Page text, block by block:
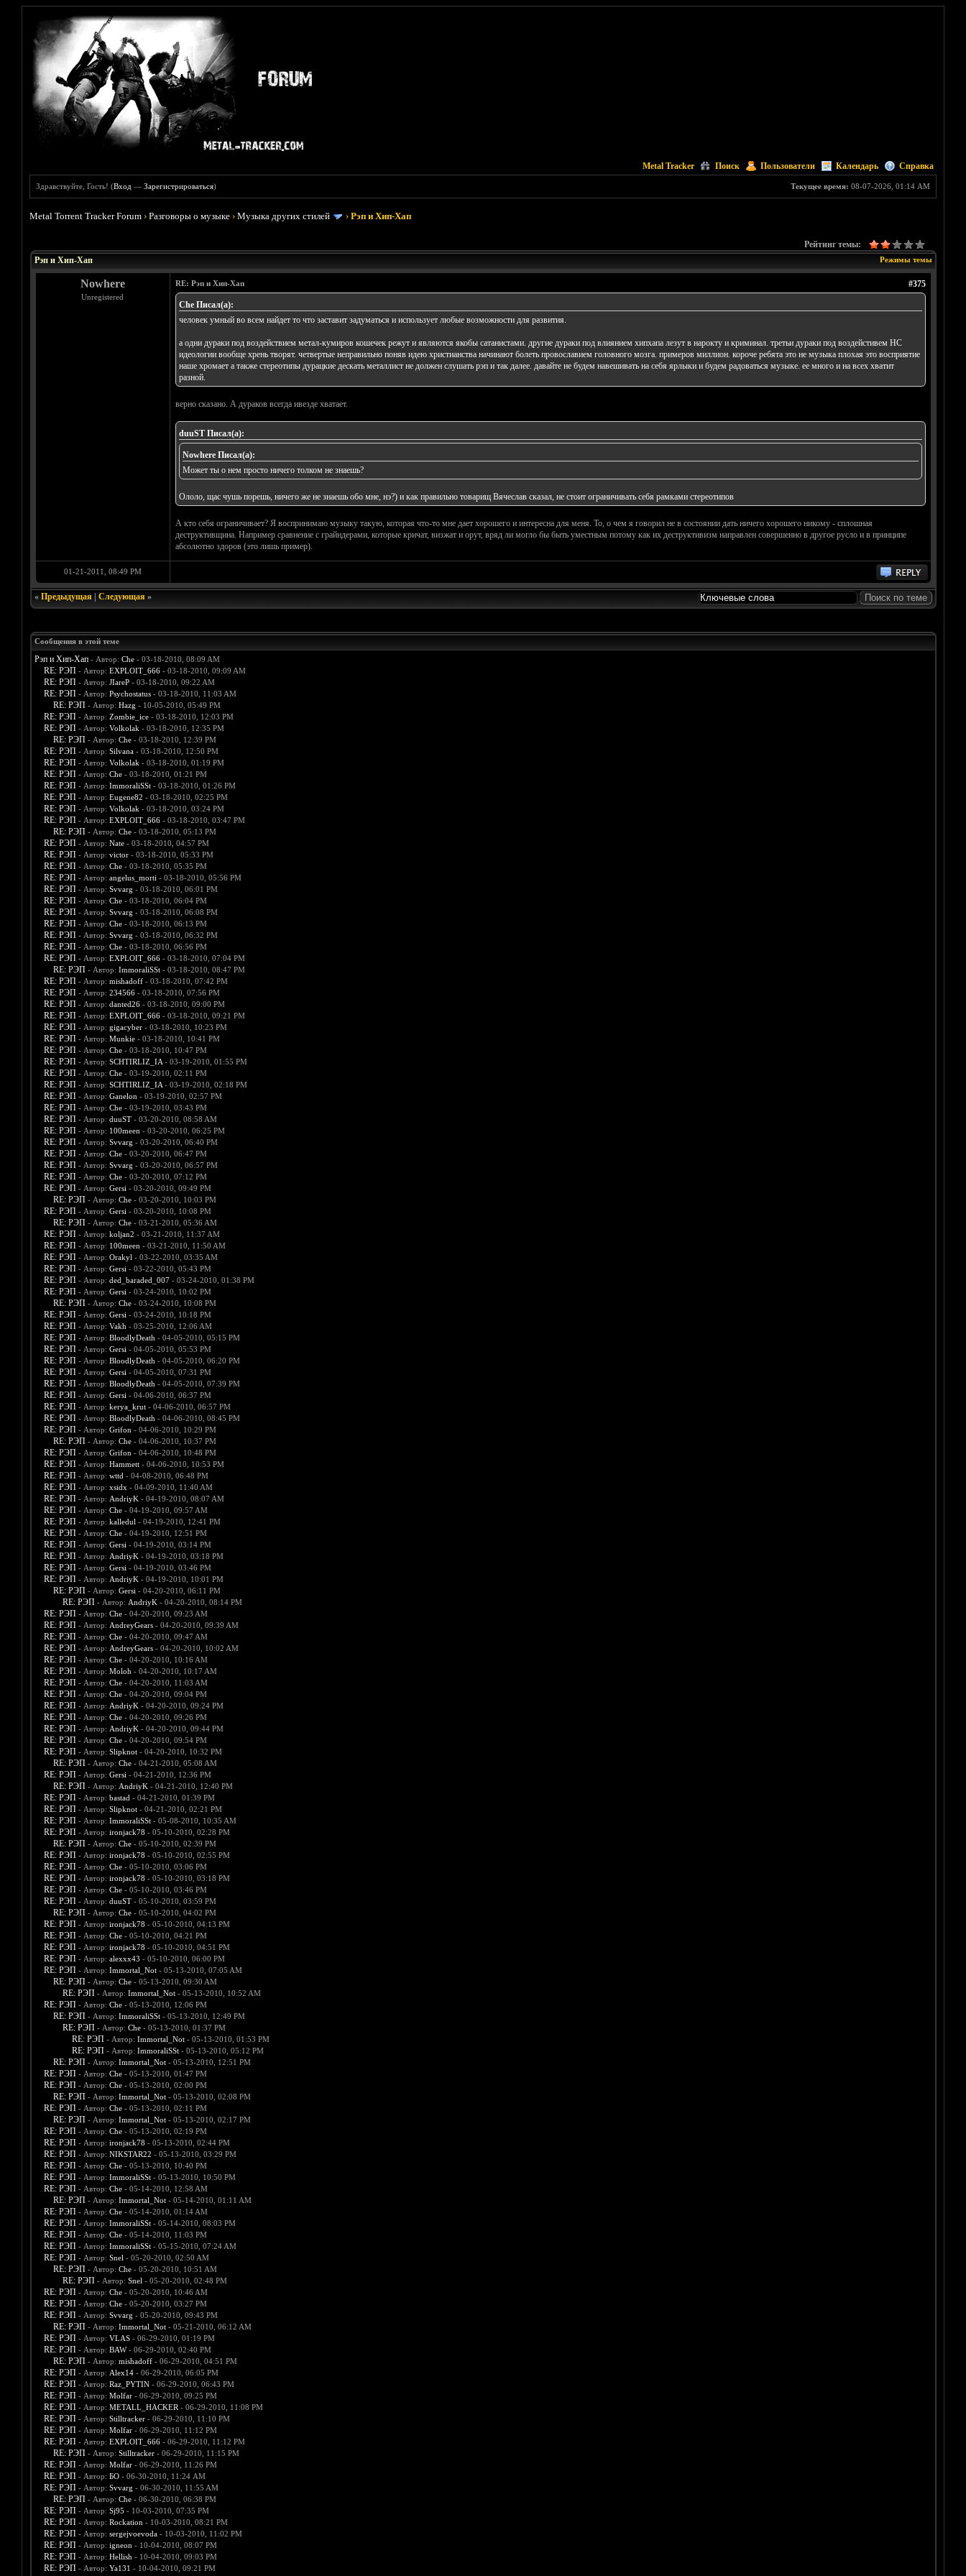
Metal Tracker Поиск Пользователи Календарь Справка
Текущее время: 08-07-2026, 01:14 AM
Здравствуйте, Гость! (Вход —Зарегистрироваться)
Metal Torrent Tracker Forum ›Разговоры о музыке ›Музыка других стилей ›Рэп и Хип-Хап
Рейтинг темы:
Режимы темы
Рэп и Хип-Хап
Nowhere
Unregistered
#375
RE: Рэп и Хип-Хап
Che Писал(а):
человек умный во всем найдет то что заставит задуматься и использует любые возможности для развития.
а одни дураки под воздействием метал-кумиров кошечек режут и являются якобы сатанистами. другие дураки под влиянием хипхапа лезут в нарокту и криминал. третьи дураки под воздейстивем НС
идеологии вообще хрень творят. четвертые неправильно поняв идею христианства начинают болеть провославием головного мозга. примеров миллион. короче ребята это не музыка плохая это восприятие
наше хромает а также стереотипы дурацкие дескать металлист не должен слушать рэп и так далее. давайте не будем навешивать на себя ярлыки и будем радоваться музыке. ее много и на всех хватит
разной.
верно сказано. А дураков всегда ивезде хватает.
duuST Писал(а):
Nowhere Писал(а):
Может ты о нем просто ничего толком не знаешь?
Ололо, щас чушь порешь, ничего же не знаешь обо мне, нэ?) и как правильно товарищ Вячеслав сказал, не стоит ограничивать себя рамками стереотипов
А кто себя ограничивает? Я воспринимаю музыку такую, которая что-то мне дает хорошего и интересна для меня. То, о чем я говорил не в состоянии дать ничего хорошего никому - сплошная
деструктивщина. Например сравнение с грайндерами, которые кричат, визжат и орут, вряд ли могло бы быть уместным потому как их деструктивизм направлен совершенно в другое русло и в принципе
абсолютно здоров (это лишь пример).
01-21-2011, 08:49 PM
« Предыдущая| Следующая»
Сообщения в этой теме
Рэп и Хип-Хап - Автор: Che- 03-18-2010, 08:09 AM
RE: РЭП - Автор: EXPLOIT_666- 03-18-2010, 09:09 AM
RE: РЭП - Автор: JIareP- 03-18-2010, 09:22 AM
RE: РЭП - Автор: Psychostatus- 03-18-2010, 11:03 AM
RE: РЭП - Автор: Hazg - 10-05-2010, 05:49 PM
RE: РЭП - Автор: Zombie_ice- 03-18-2010, 12:03 PM
RE: РЭП - Автор: Volkolak - 03-18-2010, 12:35 PM
RE: РЭП - Автор: Che- 03-18-2010, 12:39 PM
RE: РЭП - Автор: Silvana- 03-18-2010, 12:50 PM
RE: РЭП - Автор: Volkolak - 03-18-2010, 01:19 PM
RE: РЭП - Автор: Che- 03-18-2010, 01:21 PM
RE: РЭП - Автор: ImmoraliSSt- 03-18-2010, 01:26 PM
RE: РЭП - Автор: Eugene82 - 03-18-2010, 02:25 PM
RE: РЭП - Автор: Volkolak - 03-18-2010, 03:24 PM
RE: РЭП - Автор: EXPLOIT_666- 03-18-2010, 03:47 PM
RE: РЭП - Автор: Che- 03-18-2010, 05:13 PM
RE: РЭП - Автор: Nate- 03-18-2010, 04:57 PM
RE: РЭП - Автор: victor- 03-18-2010, 05:33 PM
RE: РЭП - Автор: Che- 03-18-2010, 05:35 PM
RE: РЭП - Автор: angelus_morti - 03-18-2010, 05:56 PM
RE: РЭП - Автор: Svvarg - 03-18-2010, 06:01 PM
RE: РЭП - Автор: Che- 03-18-2010, 06:04 PM
RE: РЭП - Автор: Svvarg - 03-18-2010, 06:08 PM
RE: РЭП - Автор: Che- 03-18-2010, 06:13 PM
RE: РЭП - Автор: Svvarg - 03-18-2010, 06:32 PM
RE: РЭП - Автор: Che- 03-18-2010, 06:56 PM
RE: РЭП - Автор: EXPLOIT_666- 03-18-2010, 07:04 PM
RE: РЭП - Автор: ImmoraliSSt- 03-18-2010, 08:47 PM
RE: РЭП - Автор: mishadoff- 03-18-2010, 07:42 PM
RE: РЭП - Автор: 234566- 03-18-2010, 07:56 PM
RE: РЭП - Автор: danted26- 03-18-2010, 09:00 PM
RE: РЭП - Автор: EXPLOIT_666- 03-18-2010, 09:21 PM
RE: РЭП - Автор: gigacyber- 03-18-2010, 10:23 PM
RE: РЭП - Автор: Munkie- 03-18-2010, 10:41 PM
RE: РЭП - Автор: Che- 03-18-2010, 10:47 PM
RE: РЭП - Автор: SCHTIRLIZ_IA- 03-19-2010, 01:55 PM
RE: РЭП - Автор: Che- 03-19-2010, 02:11 PM
RE: РЭП - Автор: SCHTIRLIZ_IA- 03-19-2010, 02:18 PM
RE: РЭП - Автор: Ganelon - 03-19-2010, 02:57 PM
RE: РЭП - Автор: Che- 03-19-2010, 03:43 PM
RE: РЭП - Автор: duuST- 03-20-2010, 08:58 AM
RE: РЭП - Автор: 100meen - 03-20-2010, 06:25 PM
RE: РЭП - Автор: Svvarg - 03-20-2010, 06:40 PM
RE: РЭП - Автор: Che- 03-20-2010, 06:47 PM
RE: РЭП - Автор: Svvarg - 03-20-2010, 06:57 PM
RE: РЭП - Автор: Che- 03-20-2010, 07:12 PM
RE: РЭП - Автор: Gersi - 03-20-2010, 09:49 PM
RE: РЭП - Автор: Che- 03-20-2010, 10:03 PM
RE: РЭП - Автор: Gersi - 03-20-2010, 10:08 PM
RE: РЭП - Автор: Che- 03-21-2010, 05:36 AM
RE: РЭП - Автор: koljan2 - 03-21-2010, 11:37 AM
RE: РЭП - Автор: 100meen - 03-21-2010, 11:50 AM
RE: РЭП - Автор: Orakyl - 03-22-2010, 03:35 AM
RE: РЭП - Автор: Gersi - 03-22-2010, 05:43 PM
RE: РЭП - Автор: ded_baraded_007- 03-24-2010, 01:38 PM
RE: РЭП - Автор: Gersi - 03-24-2010, 10:02 PM
RE: РЭП - Автор: Che- 03-24-2010, 10:08 PM
RE: РЭП - Автор: Gersi - 03-24-2010, 10:18 PM
RE: РЭП - Автор: Vakh - 03-25-2010, 12:06 AM
RE: РЭП - Автор: BloodlyDeath - 04-05-2010, 05:15 PM
RE: РЭП - Автор: Gersi - 04-05-2010, 05:53 PM
RE: РЭП - Автор: BloodlyDeath - 04-05-2010, 06:20 PM
RE: РЭП - Автор: Gersi - 04-05-2010, 07:31 PM
RE: РЭП - Автор: BloodlyDeath - 04-05-2010, 07:39 PM
RE: РЭП - Автор: Gersi - 04-06-2010, 06:37 PM
RE: РЭП - Автор: kerya_krut- 04-06-2010, 06:57 PM
RE: РЭП - Автор: BloodlyDeath - 04-06-2010, 08:45 PM
RE: РЭП - Автор: Grifon - 04-06-2010, 10:29 PM
RE: РЭП - Автор: Che- 04-06-2010, 10:37 PM
RE: РЭП - Автор: Grifon - 04-06-2010, 10:48 PM
RE: РЭП - Автор: Hammett- 04-06-2010, 10:53 PM
RE: РЭП - Автор: wttd - 04-08-2010, 06:48 PM
RE: РЭП - Автор: xsidx - 04-09-2010, 11:40 AM
RE: РЭП - Автор: AndriyK- 04-19-2010, 08:07 AM
RE: РЭП - Автор: Che- 04-19-2010, 09:57 AM
RE: РЭП - Автор: kalledul - 04-19-2010, 12:41 PM
RE: РЭП - Автор: Che- 04-19-2010, 12:51 PM
RE: РЭП - Автор: Gersi - 04-19-2010, 03:14 PM
RE: РЭП - Автор: AndriyK- 04-19-2010, 03:18 PM
RE: РЭП - Автор: Gersi - 04-19-2010, 03:46 PM
RE: РЭП - Автор: AndriyK- 04-19-2010, 10:01 PM
RE: РЭП - Автор: Gersi - 04-20-2010, 06:11 PM
RE: РЭП - Автор: AndriyK- 04-20-2010, 08:14 PM
RE: РЭП - Автор: Che- 04-20-2010, 09:23 AM
RE: РЭП - Автор: AndreyGears- 04-20-2010, 09:39 AM
RE: РЭП - Автор: Che- 04-20-2010, 09:47 AM
RE: РЭП - Автор: AndreyGears- 04-20-2010, 10:02 AM
RE: РЭП - Автор: Che- 04-20-2010, 10:16 AM
RE: РЭП - Автор: Moloh - 04-20-2010, 10:17 AM
RE: РЭП - Автор: Che- 04-20-2010, 11:03 AM
RE: РЭП - Автор: Che- 04-20-2010, 09:04 PM
RE: РЭП - Автор: AndriyK- 04-20-2010, 09:24 PM
RE: РЭП - Автор: Che- 04-20-2010, 09:26 PM
RE: РЭП - Автор: AndriyK- 04-20-2010, 09:44 PM
RE: РЭП - Автор: Che- 04-20-2010, 09:54 PM
RE: РЭП - Автор: Slipknot- 04-20-2010, 10:32 PM
RE: РЭП - Автор: Che- 04-21-2010, 05:08 AM
RE: РЭП - Автор: Gersi - 04-21-2010, 12:36 PM
RE: РЭП - Автор: AndriyK- 04-21-2010, 12:40 PM
RE: РЭП - Автор: bastad - 04-21-2010, 01:39 PM
RE: РЭП - Автор: Slipknot- 04-21-2010, 02:21 PM
RE: РЭП - Автор: ImmoraliSSt- 05-08-2010, 10:35 AM
RE: РЭП - Автор: ironjack78 - 05-10-2010, 02:28 PM
RE: РЭП - Автор: Che- 05-10-2010, 02:39 PM
RE: РЭП - Автор: ironjack78 - 05-10-2010, 02:55 PM
RE: РЭП - Автор: Che- 05-10-2010, 03:06 PM
RE: РЭП - Автор: ironjack78 - 05-10-2010, 03:18 PM
RE: РЭП - Автор: Che- 05-10-2010, 03:46 PM
RE: РЭП - Автор: duuST- 05-10-2010, 03:59 PM
RE: РЭП - Автор: Che- 05-10-2010, 04:02 PM
RE: РЭП - Автор: ironjack78 - 05-10-2010, 04:13 PM
RE: РЭП - Автор: Che- 05-10-2010, 04:21 PM
RE: РЭП - Автор: ironjack78 - 05-10-2010, 04:51 PM
RE: РЭП - Автор: alexxx43 - 05-10-2010, 06:00 PM
RE: РЭП - Автор: Immortal_Not- 05-13-2010, 07:05 AM
RE: РЭП - Автор: Che- 05-13-2010, 09:30 AM
RE: РЭП - Автор: Immortal_Not- 05-13-2010, 10:52 AM
RE: РЭП - Автор: Che- 05-13-2010, 12:06 PM
RE: РЭП - Автор: ImmoraliSSt- 05-13-2010, 12:49 PM
RE: РЭП - Автор: Che- 05-13-2010, 01:37 PM
RE: РЭП - Автор: Immortal_Not- 05-13-2010, 01:53 PM
RE: РЭП - Автор: ImmoraliSSt- 05-13-2010, 05:12 PM
RE: РЭП - Автор: Immortal_Not- 05-13-2010, 12:51 PM
RE: РЭП - Автор: Che- 05-13-2010, 01:47 PM
RE: РЭП - Автор: Che- 05-13-2010, 02:00 PM
RE: РЭП - Автор: Immortal_Not- 05-13-2010, 02:08 PM
RE: РЭП - Автор: Che- 05-13-2010, 02:11 PM
RE: РЭП - Автор: Immortal_Not- 05-13-2010, 02:17 PM
RE: РЭП - Автор: Che- 05-13-2010, 02:19 PM
RE: РЭП - Автор: ironjack78 - 05-13-2010, 02:44 PM
RE: РЭП - Автор: NIKSTAR22 - 05-13-2010, 03:29 PM
RE: РЭП - Автор: Che- 05-13-2010, 10:40 PM
RE: РЭП - Автор: ImmoraliSSt- 05-13-2010, 10:50 PM
RE: РЭП - Автор: Che- 05-14-2010, 12:58 AM
RE: РЭП - Автор: Immortal_Not- 05-14-2010, 01:11 AM
RE: РЭП - Автор: Che- 05-14-2010, 01:14 AM
RE: РЭП - Автор: ImmoraliSSt- 05-14-2010, 08:03 PM
RE: РЭП - Автор: Che- 05-14-2010, 11:03 PM
RE: РЭП - Автор: ImmoraliSSt- 05-15-2010, 07:24 AM
RE: РЭП - Автор: Snel - 05-20-2010, 02:50 AM
RE: РЭП - Автор: Che- 05-20-2010, 10:51 AM
RE: РЭП - Автор: Snel - 05-20-2010, 02:48 PM
RE: РЭП - Автор: Che- 05-20-2010, 10:46 AM
RE: РЭП - Автор: Che- 05-20-2010, 03:27 PM
RE: РЭП - Автор: Svvarg - 05-20-2010, 09:43 PM
RE: РЭП - Автор: Immortal_Not- 05-21-2010, 06:12 AM
RE: РЭП - Автор: VLAS- 06-29-2010, 01:19 PM
RE: РЭП - Автор: BAW- 06-29-2010, 02:40 PM
RE: РЭП - Автор: mishadoff- 06-29-2010, 04:51 PM
RE: РЭП - Автор: Alex14- 06-29-2010, 06:05 PM
RE: РЭП - Автор: Raz_PYTIN- 06-29-2010, 06:43 PM
RE: РЭП - Автор: Molfar- 06-29-2010, 09:25 PM
RE: РЭП - Автор: METALL_HACKER - 06-29-2010, 11:08 PM
RE: РЭП - Автор: Stilltracker- 06-29-2010, 11:10 PM
RE: РЭП - Автор: Molfar- 06-29-2010, 11:12 PM
RE: РЭП - Автор: EXPLOIT_666- 06-29-2010, 11:12 PM
RE: РЭП - Автор: Stilltracker- 06-29-2010, 11:15 PM
RE: РЭП - Автор: Molfar- 06-29-2010, 11:26 PM
RE: РЭП - Автор: БО- 06-30-2010, 11:24 AM
RE: РЭП - Автор: Svvarg - 06-30-2010, 11:55 AM
RE: РЭП - Автор: Che- 06-30-2010, 06:38 PM
RE: РЭП - Автор: Sj95 - 10-03-2010, 07:35 PM
RE: РЭП - Автор: Rockation - 10-03-2010, 08:21 PM
RE: РЭП - Автор: sergejvoevoda- 10-03-2010, 11:02 PM
RE: РЭП - Автор: igneon - 10-04-2010, 08:07 PM
RE: РЭП - Автор: Hellish - 10-04-2010, 09:03 PM
RE: РЭП - Автор: Ya131 - 10-04-2010, 09:21 PM